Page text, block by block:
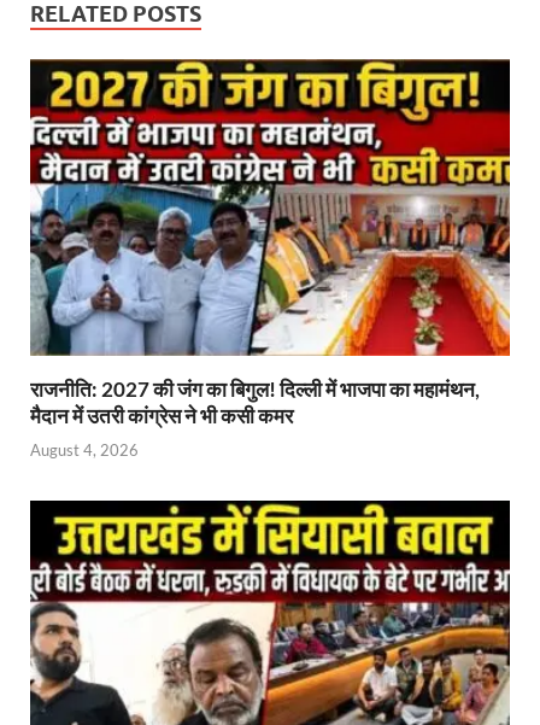
RELATED POSTS
राजनीति: 2027 की जंग का बिगुल! दिल्ली में भाजपा का महामंथन,
मैदान में उतरी कांग्रेस ने भी कसी कमर
August 4, 2026